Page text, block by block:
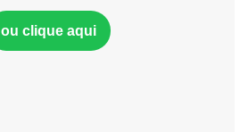
ou clique aqui